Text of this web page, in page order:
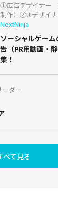
①広告デザイナー
制作）②UIデザイ
NextNinja
ソーシャルゲー
告（PR用動画・
集！
ーダー
べて見る